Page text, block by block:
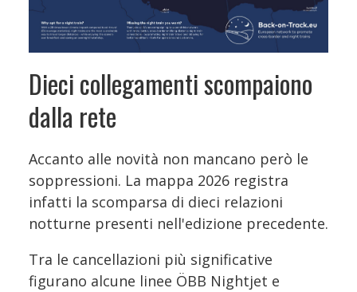
Dieci collegamenti scompaiono
dalla rete
Accanto alle novità non mancano però le
soppressioni. La mappa 2026 registra
infatti la scomparsa di dieci relazioni
notturne presenti nell'edizione precedente.
Tra le cancellazioni più significative
figurano alcune linee ÖBB Nightjet e